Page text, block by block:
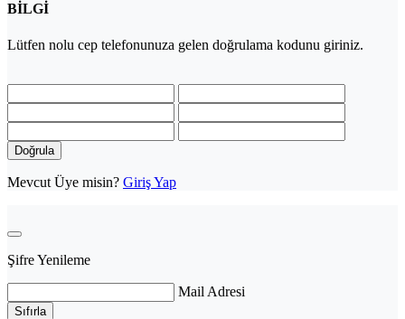
BİLGİ
Lütfen nolu cep telefonunuza gelen doğrulama kodunu giriniz.
Doğrula
Mevcut Üye misin? Giriş Yap
Şifre Yenileme
Mail Adresi
Sıfırla